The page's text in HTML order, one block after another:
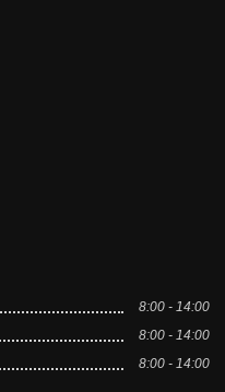
8:00 - 14:00
8:00 - 14:00
8:00 - 14:00